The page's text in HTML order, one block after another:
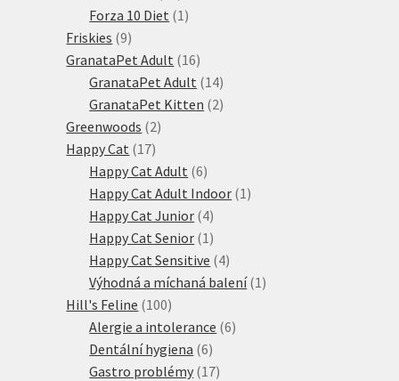
produktů
Forza 10 Diet 1 1
Friskies 99
produktů
GranataPet Adult 1616
produktů
GranataPet Adult 1414
produktů
GranataPet Kitten 22
Greenwoods 22
Happy Cat 1717
produktů
Happy Cat Adult 66
produktů
Happy Cat Adult Indoor 1 1
Happy Cat Junior 44
produkty
Happy Cat Senior 1 1
produkt
Happy Cat Sensitive 44
produkty
Výhodná a míchaná balení 1 1
Hill's Feline 100100
produktů
Alergie a intolerance 66
Dentální hygiena 66
produktů
Gastro problémy 1717